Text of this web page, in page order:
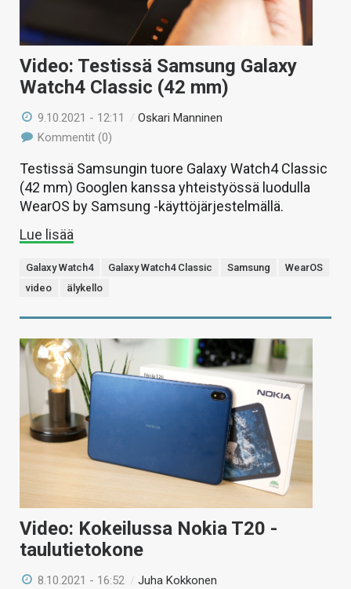
Video: Testissä Samsung Galaxy
Watch4 Classic (42 mm)
9.10.2021 - 12:11 /Oskari Manninen
Kommentit (0)
Testissä Samsungin tuore Galaxy Watch4 Classic
(42 mm) Googlen kanssa yhteistyössä luodulla
WearOS by Samsung -käyttöjärjestelmällä.
Lue lisää
Galaxy Watch4 Galaxy Watch4 Classic Samsung
WearOS
video
älykello
Video: Kokeilussa Nokia T20 -
taulutietokone
8.10.2021 - 16:52 /Juha Kokkonen